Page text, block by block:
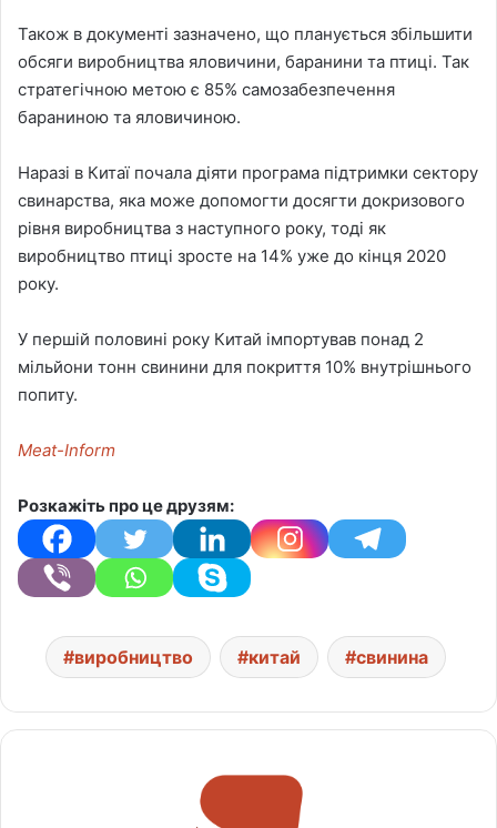
Також в документі зазначено, що планується збільшити
обсяги виробництва яловичини, баранини та птиці. Так
стратегічною метою є 85% самозабезпечення
бараниною та яловичиною.
Наразі в Китаї почала діяти ​​програма підтримки сектору
свинарства, яка може допомогти досягти докризового
рівня виробництва з наступного року, тоді як
виробництво птиці зросте на 14% уже до кінця 2020
року.
У першій половині року Китай імпортував понад 2
мільйони тонн свинини для покриття 10% внутрішнього
попиту.
Meat-Inform
Розкажіть про це друзям:
виробництво китай свинина